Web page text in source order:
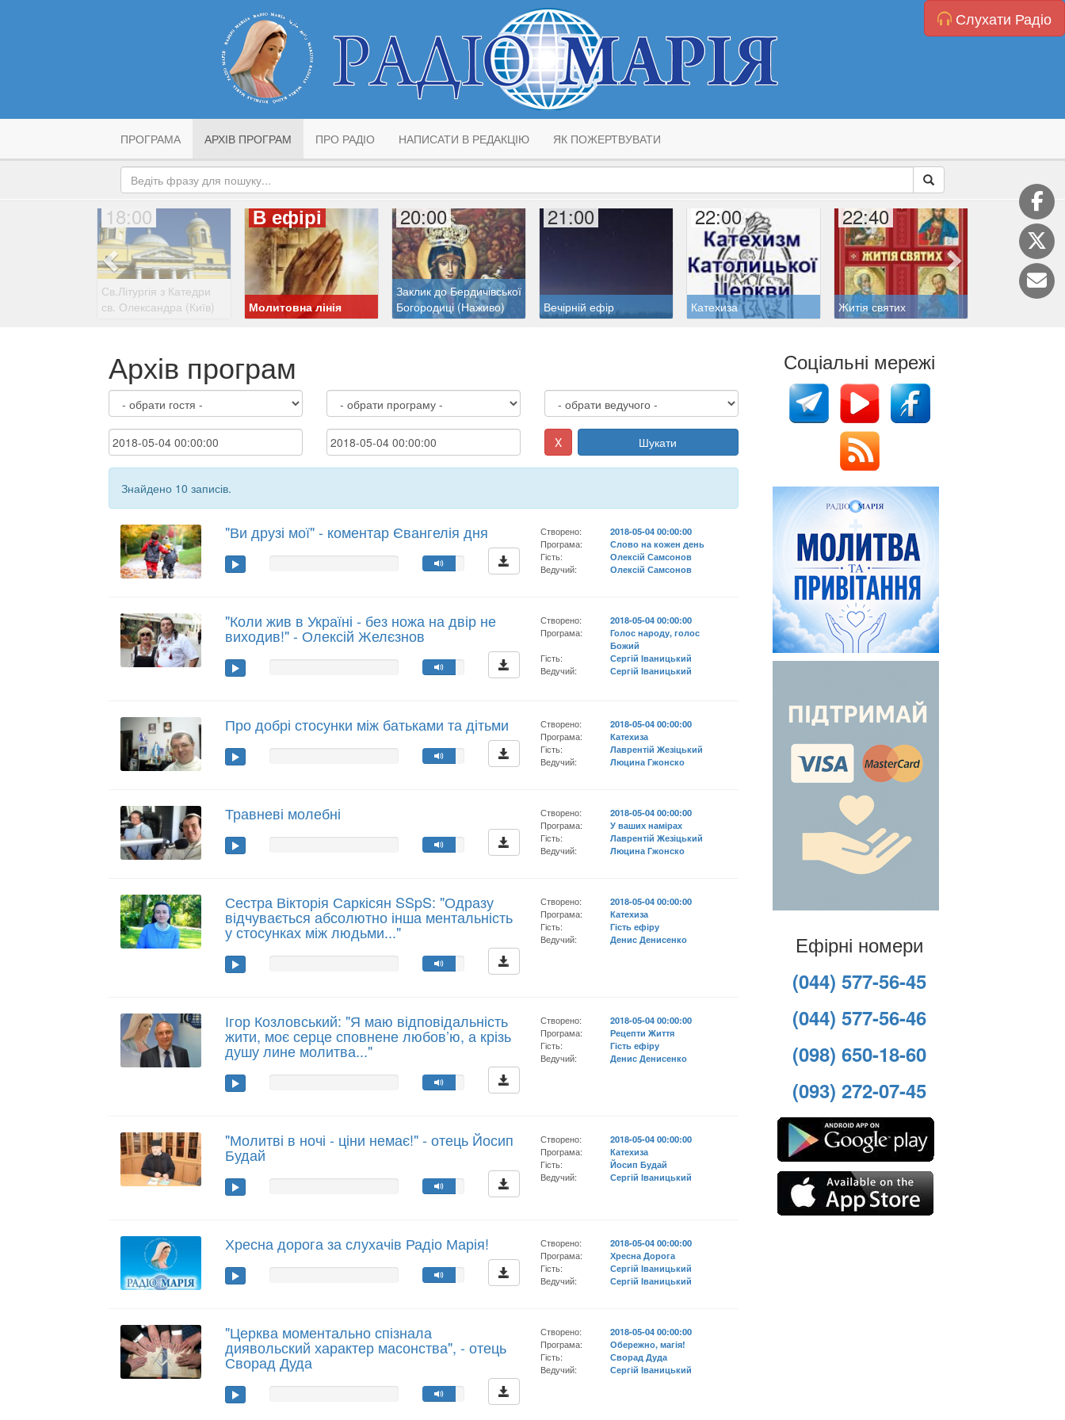
Слухати Радіо
ПРОГРАМА АРХІВ ПРОГРАМ ПРО РАДІО НАПИСАТИ В РЕДАКЦІЮ ЯК ПОЖЕРТВУВАТИ
18:00
Св.Літургія з Катедри
св. Олександра (Київ)
В ефірі
Молитовна лінія
20:00
Заклик до Бердичівської
Богородиці (Наживо)
21:00
Вечірній ефір
22:00
Катехиза
22:40
Житія святих
23:00
Архів програм
X Шукати
Знайдено 10 записів.
"Ви друзі мої" - коментар Євангелія дня Створено:
2018-05-04 00:00:00
Програма:
Слово на кожен день
Гість:
Олексій Самсонов
Ведучий:
Олексій Самсонов
"Коли жив в Україні - без ножа на двір не
виходив!" - Олексій Желєзнов
Створено:
2018-05-04 00:00:00
Програма:
Голос народу, голос
Божий
Гість:
Сергій Іваницький
Ведучий:
Сергій Іваницький
Про добрі стосунки між батьками та дітьми Створено:
2018-05-04 00:00:00
Програма:
Катехиза
Гість:
Лаврентій Жезіцький
Ведучий:
Люцина Гжонско
Травневі молебні Створено:
2018-05-04 00:00:00
Програма:
У ваших намірах
Гість:
Лаврентій Жезіцький
Ведучий:
Люцина Гжонско
Сестра Вікторія Саркісян SSpS: "Одразу
відчувається абсолютно інша ментальність
у стосунках між людьми..."
Створено:
2018-05-04 00:00:00
Програма:
Катехиза
Гість:
Гість ефіру
Ведучий:
Денис Денисенко
Ігор Козловський: "Я маю відповідальність
жити, моє серце сповнене любов’ю, а крізь
душу лине молитва..."
Створено:
2018-05-04 00:00:00
Програма:
Рецепти Життя
Гість:
Гість ефіру
Ведучий:
Денис Денисенко
"Молитві в ночі - ціни немає!" - отець Йосип
Будай
Створено:
2018-05-04 00:00:00
Програма:
Катехиза
Гість:
Йосип Будай
Ведучий:
Сергій Іваницький
Хресна дорога за слухачів Радіо Марія! Створено:
2018-05-04 00:00:00
Програма:
Хресна Дорога
Гість:
Сергій Іваницький
Ведучий:
Сергій Іваницький
"Церква моментально спізнала
диявольский характер масонства", - отець
Сворад Дуда
Створено:
2018-05-04 00:00:00
Програма:
Обережно, магія!
Гість:
Сворад Дуда
Ведучий:
Сергій Іваницький
Соціальні мережі
Ефірні номери
(044) 577-56-45
(044) 577-56-46
(098) 650-18-60
(093) 272-07-45